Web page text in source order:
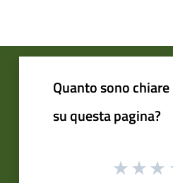
Quanto sono
su questa pagina?